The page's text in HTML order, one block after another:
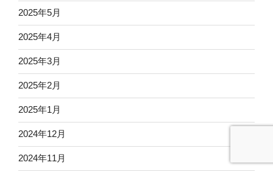
2025年5月
2025年4月
2025年3月
2025年2月
2025年1月
2024年12月
2024年11月